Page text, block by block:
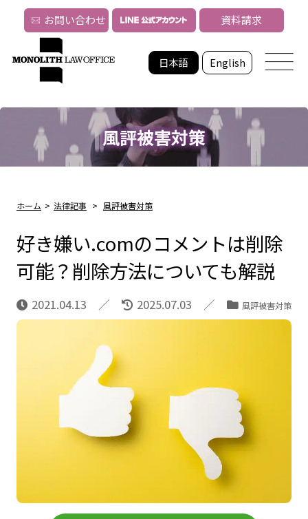
日本語 English
お問い合わせ 資料請求
風評被害対策
ホーム > 法律記事 > 風評被害対策
好き嫌い.comのコメントは削除
可能？削除方法についても解説
2021.04.13 2025.07.03 風評被害対策